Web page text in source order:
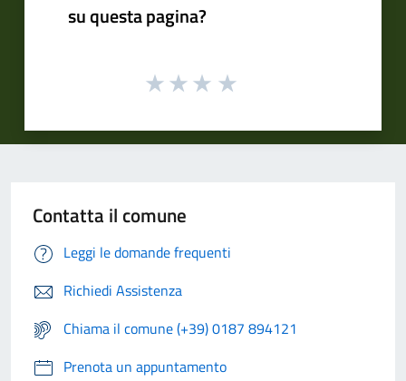
su questa pagina?
Contatta il comune
Leggi le domande frequenti
Richiedi Assistenza
Chiama il comune (+39) 0187 894121
Prenota un appuntamento